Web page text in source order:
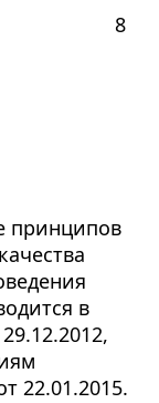
8
принципов
в
22.01.2015.